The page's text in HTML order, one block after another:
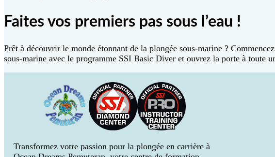
Faites vos premiers pas sous l’eau !
Prêt à découvrir le monde étonnant de la plongée sous-marine ?
sous-marine avec le programme SSI Basic Diver et ouvrez la porte à toute
Transformez votre passion pour la plongée en carrière à